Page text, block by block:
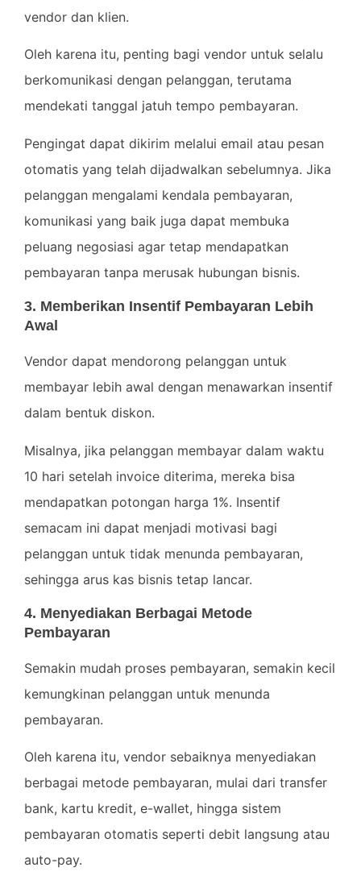
vendor dan klien.
Oleh karena itu, penting bagi vendor untuk selalu
berkomunikasi dengan pelanggan, terutama
mendekati tanggal jatuh tempo pembayaran.
Pengingat dapat dikirim melalui email atau pesan
otomatis yang telah dijadwalkan sebelumnya. Jika
pelanggan mengalami kendala pembayaran,
komunikasi yang baik juga dapat membuka
peluang negosiasi agar tetap mendapatkan
pembayaran tanpa merusak hubungan bisnis.
3. Memberikan Insentif Pembayaran Lebih
Awal
Vendor dapat mendorong pelanggan untuk
membayar lebih awal dengan menawarkan insentif
dalam bentuk diskon.
Misalnya, jika pelanggan membayar dalam waktu
10 hari setelah invoice diterima, mereka bisa
mendapatkan potongan harga 1%. Insentif
semacam ini dapat menjadi motivasi bagi
pelanggan untuk tidak menunda pembayaran,
sehingga arus kas bisnis tetap lancar.
4. Menyediakan Berbagai Metode
Pembayaran
Semakin mudah proses pembayaran, semakin kecil
kemungkinan pelanggan untuk menunda
pembayaran.
Oleh karena itu, vendor sebaiknya menyediakan
berbagai metode pembayaran, mulai dari transfer
bank, kartu kredit, e-wallet, hingga sistem
pembayaran otomatis seperti debit langsung atau
auto-pay.